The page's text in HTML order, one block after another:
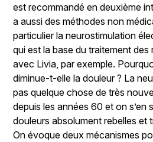
est recommandé en deuxième
a aussi des méthodes non
particulier la neurostimulation
qui est la base du traitement
avec Livia, par exemple.
diminue-t-elle la douleur ? La
pas quelque chose de très
depuis les années 60 et on s’en
douleurs absolument rebelles et
On évoque deux mécanismes